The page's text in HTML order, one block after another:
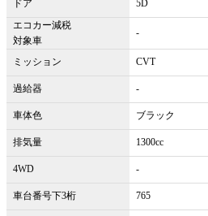
ドア
5D
エコカー減税
対象車
-
ミッション CVT
過給器 -
車体色 ブラック
排気量 1300cc
4WD -
車台番号下3桁 765